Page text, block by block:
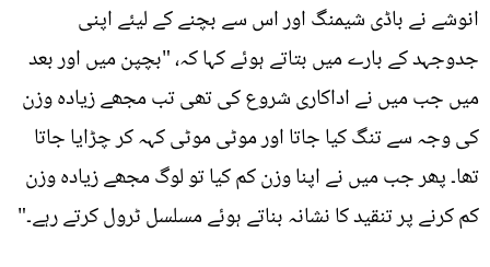
انوشے نے باڈی شیمنگ اور اس سے بچنے کے لیئے اپنی
جدوجہد کے بارے میں بتاتے ہوئے کہا کہ، "بچپن میں اور بعد
میں جب میں نے اداکاری شروع کی تھی تب مجھے زیادہ وزن
کی وجہ سے تنگ کیا جاتا اور موٹی موٹی کہہ کر چڑایا جاتا
تھا۔ پھر جب میں نے اپنا وزن کم کیا تو لوگ مجھے زیادہ وزن
کم کرنے پر تنقید کا نشانہ بناتے ہوئے مسلسل ٹرول کرتے رہے۔"